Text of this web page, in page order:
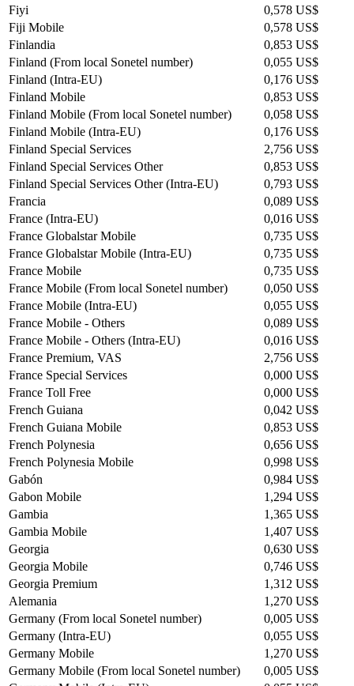
Fiyi
0,578 US$
Fiji Mobile
0,578 US$
Finlandia
0,853 US$
Finland (From local Sonetel number)
0,055 US$
Finland (Intra-EU)
0,176 US$
Finland Mobile
0,853 US$
Finland Mobile (From local Sonetel number)
0,058 US$
Finland Mobile (Intra-EU)
0,176 US$
Finland Special Services
2,756 US$
Finland Special Services Other
0,853 US$
Finland Special Services Other (Intra-EU)
0,793 US$
Francia
0,089 US$
France (Intra-EU)
0,016 US$
France Globalstar Mobile
0,735 US$
France Globalstar Mobile (Intra-EU)
0,735 US$
France Mobile
0,735 US$
France Mobile (From local Sonetel number)
0,050 US$
France Mobile (Intra-EU)
0,055 US$
France Mobile - Others
0,089 US$
France Mobile - Others (Intra-EU)
0,016 US$
France Premium, VAS
2,756 US$
France Special Services
0,000 US$
France Toll Free
0,000 US$
French Guiana
0,042 US$
French Guiana Mobile
0,853 US$
French Polynesia
0,656 US$
French Polynesia Mobile
0,998 US$
Gabón
0,984 US$
Gabon Mobile
1,294 US$
Gambia
1,365 US$
Gambia Mobile
1,407 US$
Georgia
0,630 US$
Georgia Mobile
0,746 US$
Georgia Premium
1,312 US$
Alemania
1,270 US$
Germany (From local Sonetel number)
0,005 US$
Germany (Intra-EU)
0,055 US$
Germany Mobile
1,270 US$
Germany Mobile (From local Sonetel number)
0,005 US$